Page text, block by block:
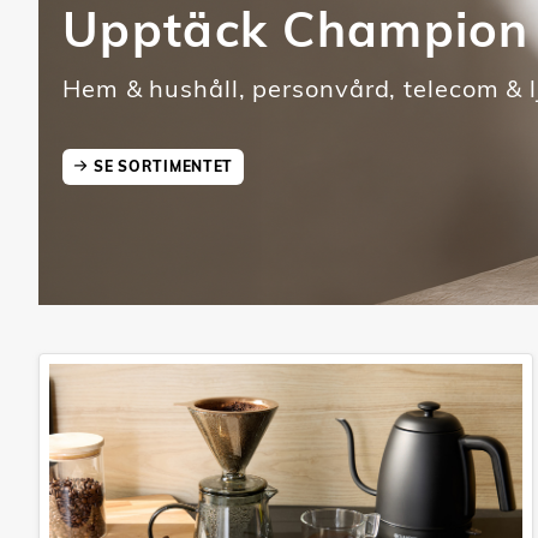
Upptäck Champion
Hem & hushåll, personvård, telecom &
SE SORTIMENTET